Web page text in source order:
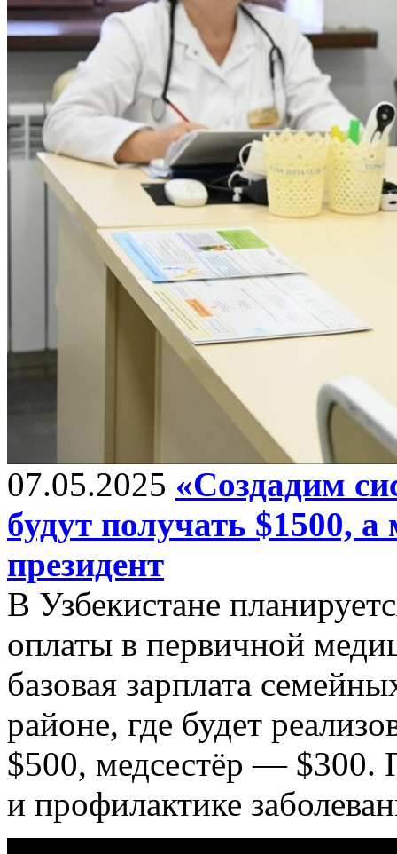
07.05.2025 «Создадим
будут получать $1500,
президент
В Узбекистане
оплаты в первичной
базовая зарплата
районе, где будет
$500, медсестёр —
и профилактике